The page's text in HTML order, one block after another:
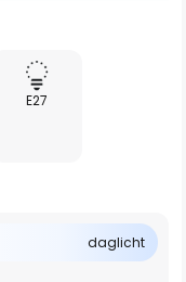
E27
daglicht